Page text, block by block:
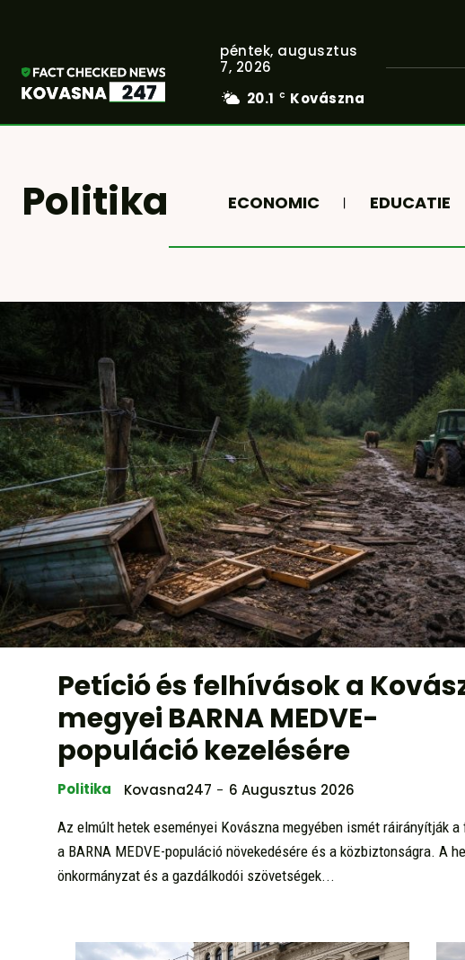
péntek, augusztus
7, 2026
20.1
C Kovászna
Politika ECONOMIC EDUCATIE
Petíció és felhívások a
megyei BARNA MEDVE-
populáció kezelésére
Politika Kovasna247 - 6 Augusztus 2026
Az elmúlt hetek eseményei Kovászna megyében ismét ráirányítják a
a BARNA MEDVE-populáció növekedésére és a közbiztonságra. A
önkormányzat és a gazdálkodói szövetségek...